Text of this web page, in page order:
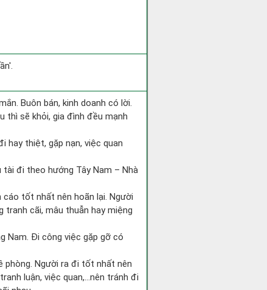
Buôn bán, kinh doanh có lời.
thì sẽ khỏi, gia đình đều mạnh
hay thiệt, gặp nạn, việc quan
đi theo hướng Tây Nam – Nhà
tốt nhất nên hoãn lại. Người
cãi, mâu thuẫn hay miệng
Nam. Đi công việc gặp gỡ có
phòng. Người ra đi tốt nhất nên
luận, việc quan,…nên tránh đi